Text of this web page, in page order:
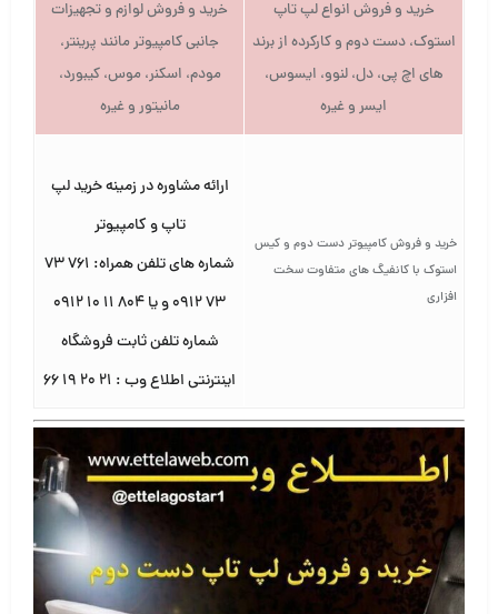
خرید و فروش انواع لپ تاپ
استوک، دست دوم و کارکرده از برند
های اچ پی، دل، لنوو، ایسوس،
ایسر و غیره
خرید و فروش لوازم و تجهیزات
جانبی کامپیوتر مانند پرینتر،
مودم، اسکنر، موس، کیبورد،
مانیتور و غیره
خرید و فروش کامپیوتر دست دوم و کیس
استوک با کانفیگ های متفاوت سخت
افزاری
ارائه مشاوره در زمینه خرید لپ
تاپ و کامپیوتر
شماره های تلفن همراه: ۷۶۱ ۷۳
۷۳ ۰۹۱۲ و یا ۸۰۴ ۱۱ ۱۰ ۰۹۱۲
شماره تلفن ثابت فروشگاه
اینترنتی اطلاع وب : ۲۱ ۲۰ ۱۹ ۶۶